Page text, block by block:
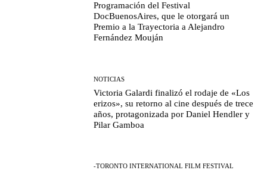
Programación del Festival
DocBuenosAires, que le otorgará un
Premio a la Trayectoria a Alejandro
Fernández Mouján
NOTICIAS
Victoria Galardi finalizó el rodaje de «Los
erizos», su retorno al cine después de trece
años, protagonizada por Daniel Hendler y
Pilar Gamboa
-TORONTO INTERNATIONAL FILM FESTIVAL